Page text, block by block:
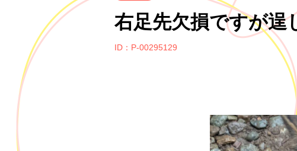
右足先欠損ですが逞
ID：P-00295129